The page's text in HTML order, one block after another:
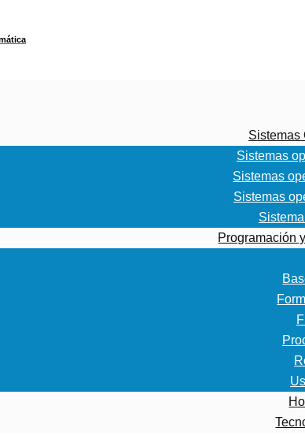
Sistemas
Sistemas
Sistemas
Sistemas
Programación